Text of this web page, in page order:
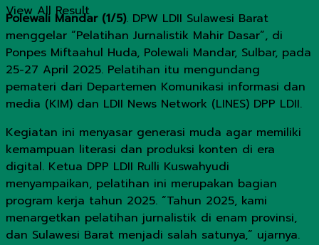
View All Result
Polewali Mandar (1/5). DPW LDII Sulawesi Barat
menggelar “Pelatihan Jurnalistik Mahir Dasar”, di
Ponpes Miftaahul Huda, Polewali Mandar, Sulbar, pada
25-27 April 2025. Pelatihan itu mengundang
pemateri dari Departemen Komunikasi informasi dan
media (KIM) dan LDII News Network (LINES) DPP LDII.
Kegiatan ini menyasar generasi muda agar memiliki
kemampuan literasi dan produksi konten di era
digital. Ketua DPP LDII Rulli Kuswahyudi
menyampaikan, pelatihan ini merupakan bagian
program kerja tahun 2025. “Tahun 2025, kami
menargetkan pelatihan jurnalistik di enam provinsi,
dan Sulawesi Barat menjadi salah satunya,” ujarnya.